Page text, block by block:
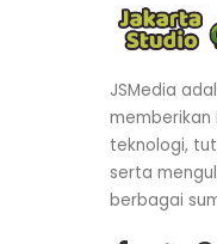
JSMedia
teknologi,
serta
berbagai